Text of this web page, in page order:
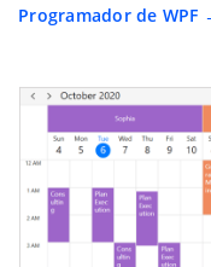
Programador de WPF